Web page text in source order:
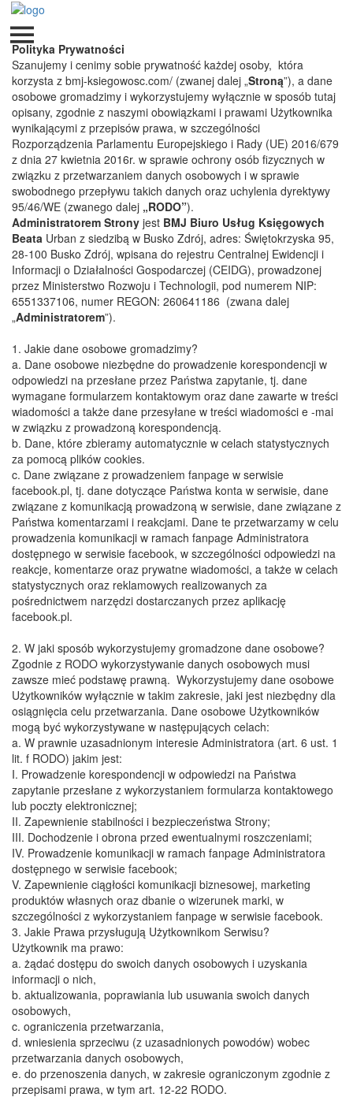
Polityka Prywatności
​Szanujemy i cenimy sobie prywatność każdej osoby, która
korzysta z bmj-ksiegowosc.com/ (zwanej dalej „Stroną”), a dane
osobowe gromadzimy i wykorzystujemy wyłącznie w sposób tutaj
opisany, zgodnie z naszymi obowiązkami i prawami Użytkownika
wynikającymi z przepisów prawa, w szczególności
Rozporządzenia Parlamentu Europejskiego i Rady (UE) 2016/679
z dnia 27 kwietnia 2016r. w sprawie ochrony osób fizycznych w
związku z przetwarzaniem danych osobowych i w sprawie
swobodnego przepływu takich danych oraz uchylenia dyrektywy
95/46/WE (zwanego dalej „RODO”).
Administratorem Strony jest BMJ Biuro Usług Księgowych
Beata Urban z siedzibą w Busko Zdrój, adres: Świętokrzyska 95,
28-100 Busko Zdrój, wpisana do rejestru Centralnej Ewidencji i
Informacji o Działalności Gospodarczej (CEIDG), prowadzonej
przez Ministerstwo Rozwoju i Technologii, pod numerem NIP:
6551337106, numer REGON: 260641186 (zwana dalej
„Administratorem”).
​1. Jakie dane osobowe gromadzimy?
a. Dane osobowe niezbędne do prowadzenie korespondencji w
odpowiedzi na przesłane przez Państwa zapytanie, tj. dane
wymagane formularzem kontaktowym oraz dane zawarte w treści
wiadomości a także dane przesyłane w treści wiadomości e -mai
w związku z prowadzoną korespondencją.
​b. Dane, które zbieramy automatycznie w celach statystycznych
za pomocą plików cookies.
​c. Dane związane z prowadzeniem fanpage w serwisie
facebook.pl, tj. dane dotyczące Państwa konta w serwisie, dane
związane z komunikacją prowadzoną w serwisie, dane związane z
Państwa komentarzami i reakcjami. Dane te przetwarzamy w celu
prowadzenia komunikacji w ramach fanpage Administratora
dostępnego w serwisie facebook, w szczególności odpowiedzi na
reakcje, komentarze oraz prywatne wiadomości, a także w celach
statystycznych oraz reklamowych realizowanych za
pośrednictwem narzędzi dostarczanych przez aplikację
facebook.pl.
​2. W jaki sposób wykorzystujemy gromadzone dane osobowe?
​Zgodnie z RODO wykorzystywanie danych osobowych musi
zawsze mieć podstawę prawną. Wykorzystujemy dane osobowe
Użytkowników wyłącznie w takim zakresie, jaki jest niezbędny dla
osiągnięcia celu przetwarzania. Dane osobowe Użytkowników
mogą być wykorzystywane w następujących celach:
​a. W prawnie uzasadnionym interesie Administratora (art. 6 ust. 1
lit. f RODO) jakim jest:
I. Prowadzenie korespondencji w odpowiedzi na Państwa
zapytanie przesłane z wykorzystaniem formularza kontaktowego
lub poczty elektronicznej;
II. Zapewnienie stabilności i bezpieczeństwa Strony;
III. Dochodzenie i obrona przed ewentualnymi roszczeniami;
​IV. Prowadzenie komunikacji w ramach fanpage Administratora
dostępnego w serwisie facebook;
​V. Zapewnienie ciągłości komunikacji biznesowej, marketing
produktów własnych oraz dbanie o wizerunek marki, w
szczególności z wykorzystaniem fanpage w serwisie facebook.
​3. Jakie Prawa przysługują Użytkownikom Serwisu?
​Użytkownik ma prawo:
​a. żądać dostępu do swoich danych osobowych i uzyskania
informacji o nich,
​b. aktualizowania, poprawiania lub usuwania swoich danych
osobowych,
​c. ograniczenia przetwarzania,
​d. wniesienia sprzeciwu (z uzasadnionych powodów) wobec
przetwarzania danych osobowych,
​e. do przenoszenia danych, w zakresie ograniczonym zgodnie z
przepisami prawa, w tym art. 12-22 RODO.